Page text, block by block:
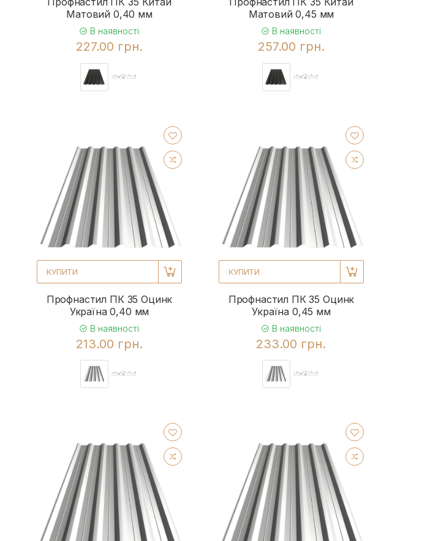
Матовий 0,40 мм
В наявності
227.00 грн.
Матовий 0,45 мм
В наявності
257.00 грн.
КУПИТИ
Профнастил ПК 35 Оцинк
Україна 0,40 мм
В наявності
213.00 грн.
КУПИТИ
Профнастил ПК 35 Оцинк
Україна 0,45 мм
В наявності
233.00 грн.